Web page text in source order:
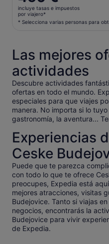
precio
es
de
viajero*
* Selecciona
varias
personas
para
obtener
un
precio
inferior
incluye tasas e impuestos
por viajero*
* Selecciona varias personas para
Las mejores
actividades
Descubre actividades
ofertas en todo el mundo.
especiales para que viajes
manera. No importa si lo
gastronomía, la aventura...
Experiencias
Ceske
Puede que te parezca
con todo lo que te ofrece
preocupes, Expedia está
mejores atracciones, visitas
Budejovice. Tanto si viajas
negocios, encontrarás la
Budejovice para vivir
de Expedia.